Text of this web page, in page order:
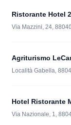
Ristorante Hotel
Via Mazzini, 24,
Agriturismo
Località Gabella,
Hotel Ristorante
Via Nazionale, 1,